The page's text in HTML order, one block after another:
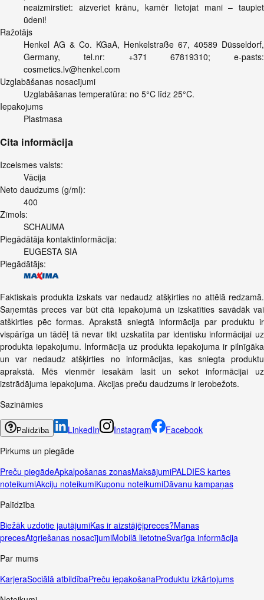
neaizmirstiet: aizveriet krānu, kamēr lietojat mani – taupiet
ūdeni!
Ražotājs
Henkel AG & Co. KGaA, Henkelstraße 67, 40589 Düsseldorf,
Germany, tel.nr: +371 67819310; e-pasts:
cosmetics.lv@henkel.com
Uzglabāšanas nosacījumi
Uzglabāšanas temperatūra: no 5°C līdz 25°C.
Iepakojums
Plastmasa
Cita informācija
Izcelsmes valsts:
Vācija
Neto daudzums (g/ml):
400
Zīmols:
SCHAUMA
Piegādātāja kontaktinformācija:
EUGESTA SIA
Piegādātājs:
Faktiskais produkta izskats var nedaudz atšķirties no attēlā redzamā.
Saņemtās preces var būt citā iepakojumā un izskatīties savādāk vai
atškirties pēc formas. Aprakstā sniegtā informācija par produktu ir
vispārīga un tādēļ tā nevar tikt uzskatīta par identisku informācijai uz
produkta iepakojumu. Informācija uz produkta iepakojuma ir pilnīgāka
un var nedaudz atšķirties no informācijas, kas sniegta produktu
aprakstā. Mēs vienmēr iesakām lasīt un sekot informācijai uz
izstrādājuma iepakojuma. Akcijas preču daudzums ir ierobežots.
Sazināmies
Palīdzība LinkedIn Instagram
Facebook
Pirkums un piegāde
Preču piegādeApkalpošanas zonasMaksājumiPALDIES kartes
noteikumiAkciju noteikumiKuponu noteikumiDāvanu kampaņas
Palīdzība
Biežāk uzdotie jautājumiKas ir aizstājējpreces?Manas
precesAtgriešanas nosacījumiMobilā lietotneSvarīga informācija
Par mums
KarjeraSociālā atbildībaPreču iepakošanaProduktu izkārtojums